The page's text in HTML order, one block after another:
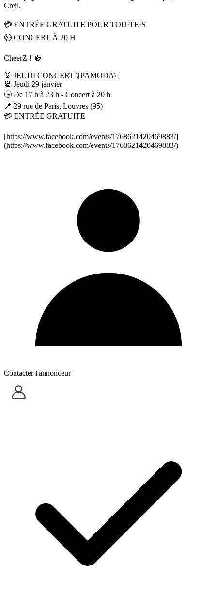
Creil.
💳 ENTRÉE GRATUITE POUR TOU·TE·S
⏲️ CONCERT À 20 H
CheerZ ! 🍻
🥁 JEUDI CONCERT \[PAMODA\]
📆 Jeudi 29 janvier
🕒 De 17 h à 23 h - Concert à 20 h
📍 29 rue de Paris, Louvres (95)
💳 ENTRÉE GRATUITE
[https://www.facebook.com/events/1768621420469883/]
(https://www.facebook.com/events/1768621420469883/)
Contacter l'annonceur